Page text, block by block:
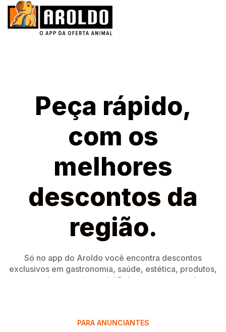
Peça rápido,
com os
melhores
descontos da
região.
Só no app do Aroldo você encontra descontos
exclusivos em gastronomia, saúde, estética, produtos,
serviços e muito mais! Baixe agora mesmo!
PARA ANUNCIANTES